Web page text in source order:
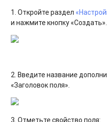
1. Откройте раздел
и нажмите кнопку
2. Введите название
«Заголовок поля».
3. Отметьте свойство поля: